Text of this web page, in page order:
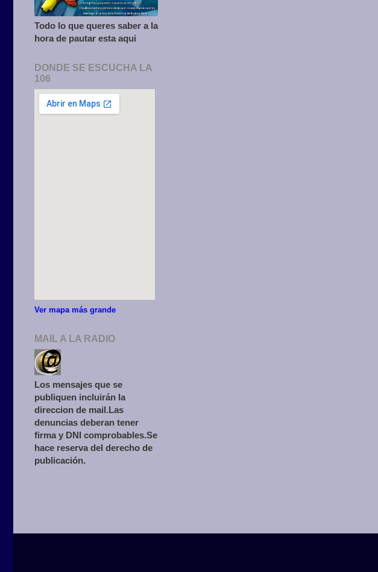
Todo lo que queres saber a la
hora de pautar esta aqui
DONDE SE ESCUCHA LA
106
Ver mapa más grande
MAIL A LA RADIO
Los mensajes que se
publiquen incluirán la
direccion de mail.Las
denuncias deberan tener
firma y DNI comprobables.Se
hace reserva del derecho de
publicación.